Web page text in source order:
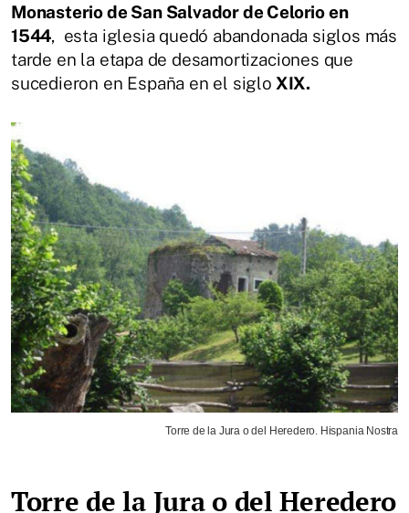
Monasterio de San Salvador de Celorio en
1544, esta iglesia quedó abandonada siglos más
tarde en la etapa de desamortizaciones que
sucedieron en España en el siglo XIX.
Torre de la Jura o del Heredero. Hispania Nostra
Torre de la Jura o del Heredero